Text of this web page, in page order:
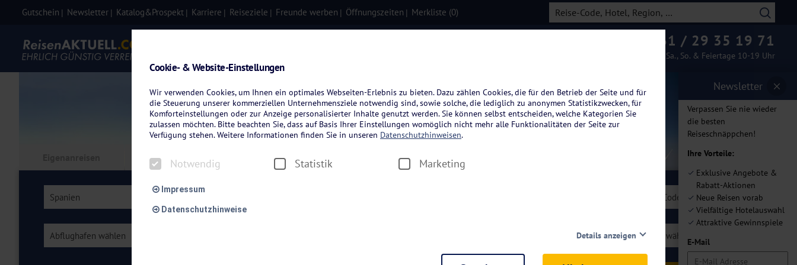
Gutschein Newsletter Katalog&Prospekt Karriere Reiseziele Freunde werben Öffnungszeiten Merkliste (0)
0261 / 29 35 19 71
Mo.-Fr. 08-19 Uhr / Sa., So. & Feiertage 10-19 Uhr
Newsletter
Verpassen Sie nie wieder
die besten
Reiseschnäppchen!
Ihre Vorteile:
Exklusive Angebote &
Rabatt-Aktionen
Neue Reisen vorab
Vielfältige Hotelauswahl
Attraktive Gewinnspiele
E-Mail
Kreuzfahrten Flugreisen
Spanien
Abflughafen wählen Hotelkategorie wählen Thema wählen
Cookie- & Website-Einstellungen
Wir verwenden Cookies, um Ihnen ein optimales Webseiten-Erlebnis zu bieten. Dazu zählen Cookies, die für den Betrieb der Seite und für
die Steuerung unserer kommerziellen Unternehmensziele notwendig sind, sowie solche, die lediglich zu anonymen Statistikzwecken, für
Komforteinstellungen oder zur Anzeige personalisierter Inhalte genutzt werden. Sie können selbst entscheiden, welche Kategorien Sie
zulassen möchten. Bitte beachten Sie, dass auf Basis Ihrer Einstellungen womöglich nicht mehr alle Funktionalitäten der Seite zur
Verfügung stehen. Weitere Informationen finden Sie in unseren Datenschutzhinweisen.
Notwendig Statistik Marketing
Impressum
Datenschutzhinweise
Details anzeigen